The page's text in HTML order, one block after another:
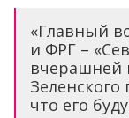
что его
на встрече
формат